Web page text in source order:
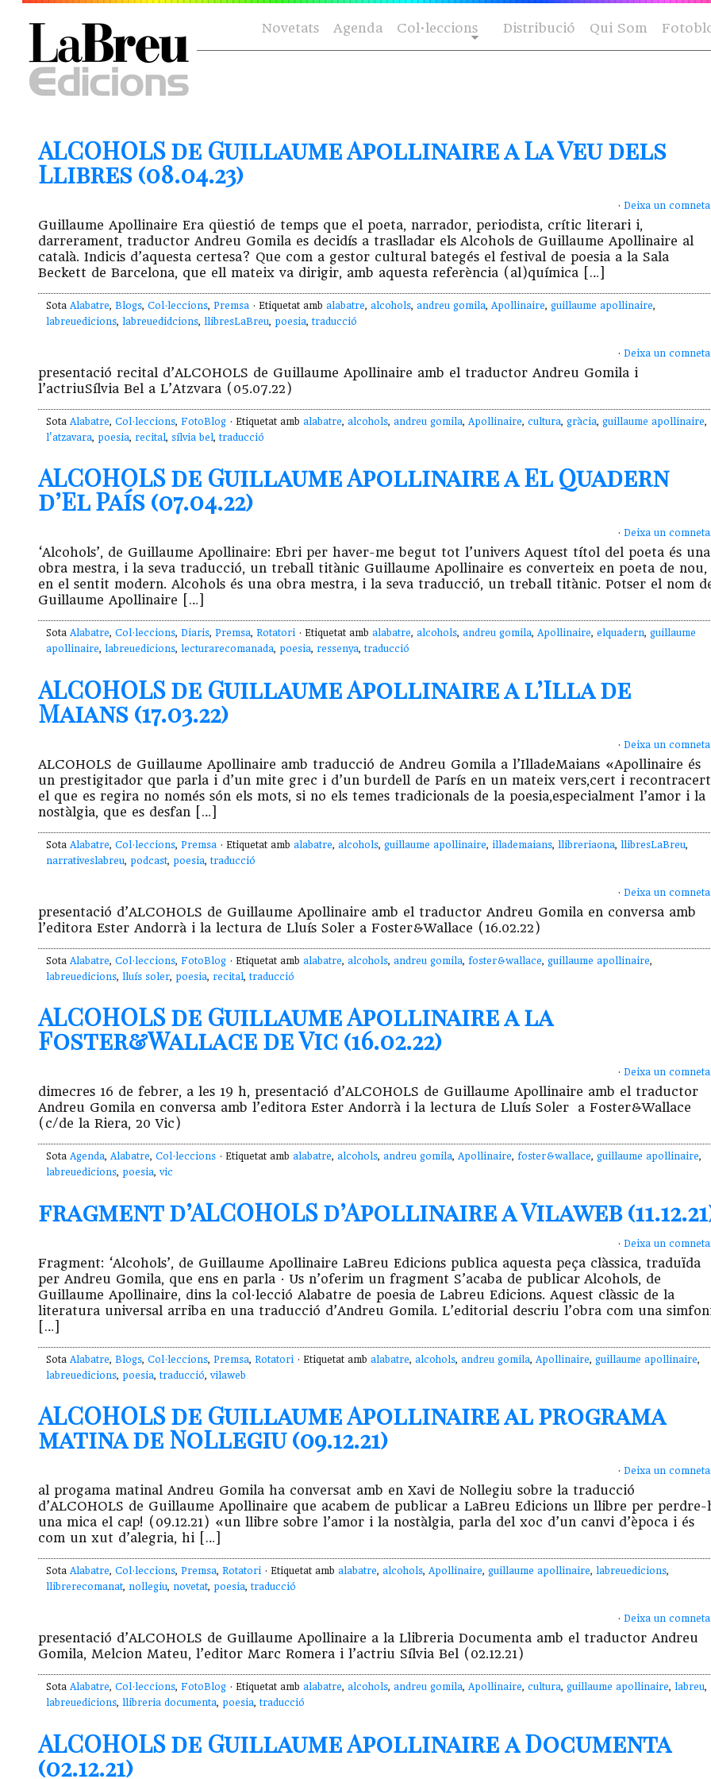
Novetats Agenda Col·leccions Distribució Qui Som
ALCOHOLS de Guillaume Apollinaire a La Veu dels
Llibres (08.04.23)
· Deixa un
Guillaume Apollinaire Era qüestió de temps que el poeta, narrador, periodista, crític literari i,
darrerament, traductor Andreu Gomila es decidís a traslladar els Alcohols de Guillaume Apollinaire al
català. Indicis d’aquesta certesa? Que com a gestor cultural bategés el festival de poesia a la Sala
Beckett de Barcelona, que ell mateix va dirigir, amb aquesta referència (al)química […]
Sota Alabatre, Blogs, Col·leccions, Premsa · Etiquetat amb alabatre, alcohols, andreu gomila, Apollinaire, guillaume apollinaire,
labreuedicions, labreuedidcions, llibresLaBreu, poesia, traducció
· Deixa un
presentació recital d’ALCOHOLS de Guillaume Apollinaire amb el traductor Andreu Gomila i
l’actriuSílvia Bel a L’Atzvara (05.07.22)
Sota Alabatre, Col·leccions, FotoBlog · Etiquetat amb alabatre, alcohols, andreu gomila, Apollinaire, cultura, gràcia, guillaume apollinaire,
l'atzavara, poesia, recital, sílvia bel, traducció
ALCOHOLS de Guillaume Apollinaire a El Quadern
d’El País (07.04.22)
· Deixa un
‘Alcohols’, de Guillaume Apollinaire: Ebri per haver-me begut tot l’univers Aquest títol del poeta és una
obra mestra, i la seva traducció, un treball titànic Guillaume Apollinaire es converteix en poeta de nou,
en el sentit modern. Alcohols és una obra mestra, i la seva traducció, un treball titànic. Potser el nom
Guillaume Apollinaire […]
Sota Alabatre, Col·leccions, Diaris, Premsa, Rotatori · Etiquetat amb alabatre, alcohols, andreu gomila, Apollinaire, elquadern, guillaume
apollinaire, labreuedicions, lecturarecomanada, poesia, ressenya, traducció
ALCOHOLS de Guillaume Apollinaire a l’Illa de
Maians (17.03.22)
· Deixa un
ALCOHOLS de Guillaume Apollinaire amb traducció de Andreu Gomila a l’IlladeMaians «Apollinaire és
un prestigitador que parla i d’un mite grec i d’un burdell de París en un mateix vers,cert i
el que es regira no només són els mots, si no els temes tradicionals de la poesia,especialment l’amor i la
nostàlgia, que es desfan […]
Sota Alabatre, Col·leccions, Premsa · Etiquetat amb alabatre, alcohols, guillaume apollinaire, illademaians, llibreriaona, llibresLaBreu,
narrativeslabreu, podcast, poesia, traducció
· Deixa un
presentació d’ALCOHOLS de Guillaume Apollinaire amb el traductor Andreu Gomila en conversa amb
l’editora Ester Andorrà i la lectura de Lluís Soler a Foster&Wallace (16.02.22)
Sota Alabatre, Col·leccions, FotoBlog · Etiquetat amb alabatre, alcohols, andreu gomila, foster&wallace, guillaume apollinaire,
labreuedicions, lluís soler, poesia, recital, traducció
ALCOHOLS de Guillaume Apollinaire a la
Foster&Wallace de Vic (16.02.22)
· Deixa un
dimecres 16 de febrer, a les 19 h, presentació d’ALCOHOLS de Guillaume Apollinaire amb el traductor
Andreu Gomila en conversa amb l’editora Ester Andorrà i la lectura de Lluís Soler a Foster&Wallace
(c/de la Riera, 20 Vic)
Sota Agenda, Alabatre, Col·leccions · Etiquetat amb alabatre, alcohols, andreu gomila, Apollinaire, foster&wallace, guillaume apollinaire,
labreuedicions, poesia, vic
fragment d’ALCOHOLS d’Apollinaire a Vilaweb
· Deixa un
Fragment: ‘Alcohols’, de Guillaume Apollinaire LaBreu Edicions publica aquesta peça clàssica, traduïda
per Andreu Gomila, que ens en parla · Us n’oferim un fragment S’acaba de publicar Alcohols, de
Guillaume Apollinaire, dins la col·lecció Alabatre de poesia de Labreu Edicions. Aquest clàssic de la
literatura universal arriba en una traducció d’Andreu Gomila. L’editorial descriu l’obra com una
[…]
Sota Alabatre, Blogs, Col·leccions, Premsa, Rotatori · Etiquetat amb alabatre, alcohols, andreu gomila, Apollinaire, guillaume apollinaire,
labreuedicions, poesia, traducció, vilaweb
ALCOHOLS de Guillaume Apollinaire al programa
matina de NoLlegiu (09.12.21)
· Deixa un
al progama matinal Andreu Gomila ha conversat amb en Xavi de Nollegiu sobre la traducció
d’ALCOHOLS de Guillaume Apollinaire que acabem de publicar a LaBreu Edicions un llibre per perdre-
una mica el cap! (09.12.21) «un llibre sobre l’amor i la nostàlgia, parla del xoc d’un canvi d’època i és
com un xut d’alegria, hi […]
Sota Alabatre, Col·leccions, Premsa, Rotatori · Etiquetat amb alabatre, alcohols, Apollinaire, guillaume apollinaire, labreuedicions,
llibrerecomanat, nollegiu, novetat, poesia, traducció
· Deixa un
presentació d’ALCOHOLS de Guillaume Apollinaire a la Llibreria Documenta amb el traductor Andreu
Gomila, Melcion Mateu, l’editor Marc Romera i l’actriu Sílvia Bel (02.12.21)
Sota Alabatre, Col·leccions, FotoBlog · Etiquetat amb alabatre, alcohols, andreu gomila, Apollinaire, cultura, guillaume apollinaire, labreu,
labreuedicions, llibreria documenta, poesia, traducció
ALCOHOLS de Guillaume Apollinaire a Documenta
(02.12.21)